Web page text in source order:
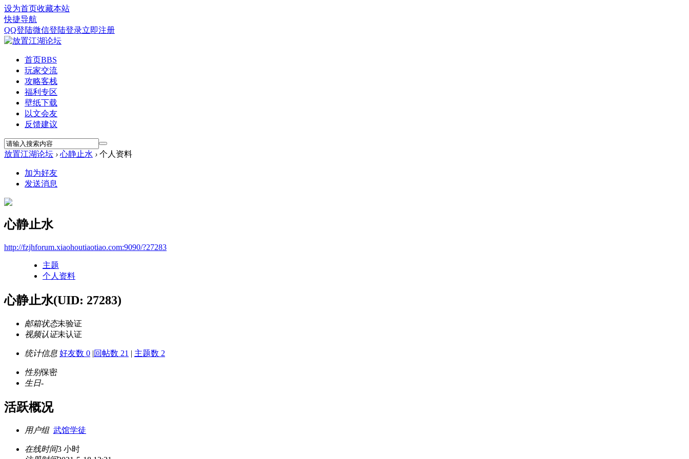
设为首页收藏本站
快捷导航
QQ登陆微信登陆登录立即注册
首页BBS
玩家交流
攻略客栈
福利专区
壁纸下载
以文会友
反馈建议
放置江湖论坛 › 心静止水 › 个人资料
加为好友
发送消息
心静止水
http://fzjhforum.xiaohoutiaotiao.com:9090/?27283
主题
个人资料
心静止水(UID: 27283)
邮箱状态未验证
视频认证未认证
统计信息 好友数 0 |回帖数 21 | 主题数 2
性别保密
生日-
活跃概况
用户组 武馆学徒
在线时间3 小时